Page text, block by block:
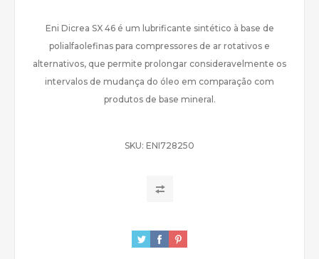
Eni Dicrea SX 46 é um lubrificante sintético à base de
polialfaolefinas para compressores de ar rotativos e
alternativos, que permite prolongar consideravelmente os
intervalos de mudança do óleo em comparação com
produtos de base mineral.
SKU: ENI728250